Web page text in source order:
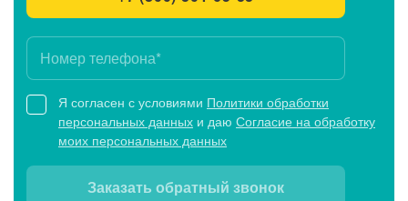
Я согласен с условиями Политики обработки
персональных данных и даю Согласие на обработку
моих персональных данных
Заказать обратный звонок